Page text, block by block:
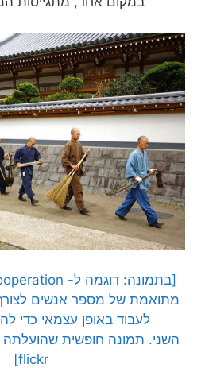
מתואמת של מספר אנשים
לעבוד באופן עצמאי כדי
flickr]